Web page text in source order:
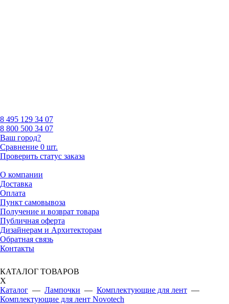
8 495 129 34 07
8 800 500 34 07
Ваш город?
Сравнение 0 шт.
Проверить статус заказа
О компании
Доставка
Оплата
Пункт самовывоза
Получение и возврат товара
Публичная оферта
Дизайнерам и Архитекторам
Обратная связь
Контакты
КАТАЛОГ ТОВАРОВ
X
Каталог — Лампочки — Комплектующие для лент —
Комплектующие для лент Novotech